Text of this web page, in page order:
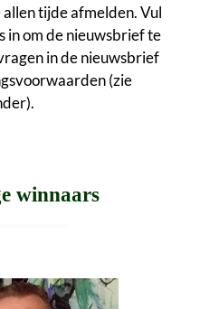
tijde afmelden. Vul
in om de nieuwsbrief te
in de nieuwsbrief
(zie
winnaars